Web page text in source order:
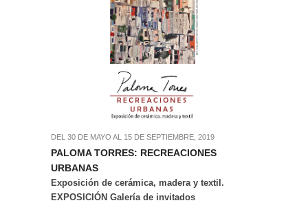
DEL 30 DE MAYO AL 15 DE SEPTIEMBRE, 2019
PALOMA TORRES: RECREACIONES
URBANAS
Exposición de cerámica, madera y textil.
EXPOSICIÓN Galería de invitados